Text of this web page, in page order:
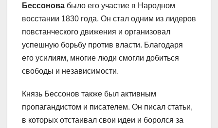
Бессонова было его участие в Народном
восстании 1830 года. Он стал одним из лидеров
повстанческого движения и организовал
успешную борьбу против власти. Благодаря
его усилиям, многие люди смогли добиться
свободы и независимости.
Князь Бессонов также был активным
пропагандистом и писателем. Он писал статьи,
в которых отстаивал свои идеи и боролся за